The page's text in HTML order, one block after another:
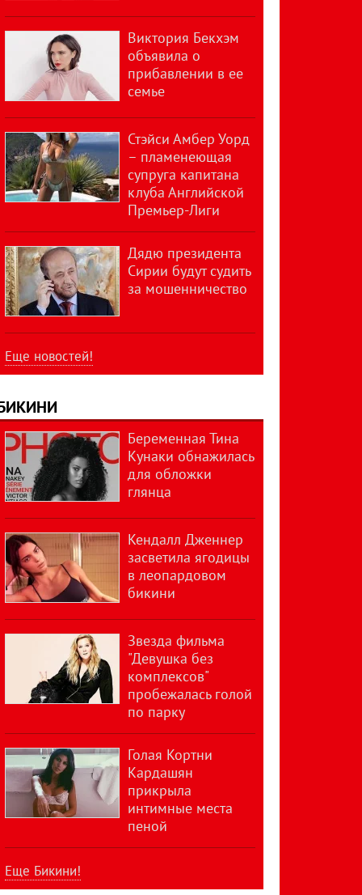
Виктория Бекхэм
объявила о
прибавлении в ее
семье
Стэйси Амбер Уорд
– пламенеющая
супруга капитана
клуба Английской
Премьер-Лиги
Дядю президента
Сирии будут судить
за мошенничество
Еще новостей!
Беременная Тина
Кунаки обнажилась
для обложки
глянца
Кендалл Дженнер
засветила ягодицы
в леопардовом
бикини
Звезда фильма
"Девушка без
комплексов"
пробежалась голой
по парку
Голая Кортни
Кардашян
прикрыла
интимные места
пеной
Еще Бикини!